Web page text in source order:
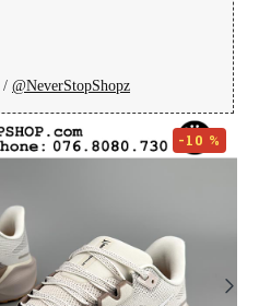
/ @NeverStopShopz
-10 %